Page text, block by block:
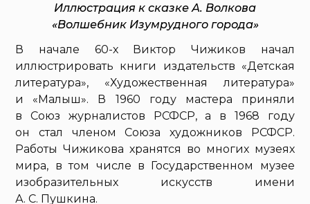
Иллюстрация к сказке А. Волкова
«Волшебник Изумрудного города»
В начале 60-х Виктор Чижиков начал
иллюстрировать книги издательств «Детская
литература», «Художественная литература»
и «Малыш». В 1960 году мастера приняли
в Союз журналистов РСФСР, а в 1968 году
он стал членом Союза художников РСФСР.
Работы Чижикова хранятся во многих музеях
мира, в том числе в Государственном музее
изобразительных искусств имени
А. С. Пушкина.